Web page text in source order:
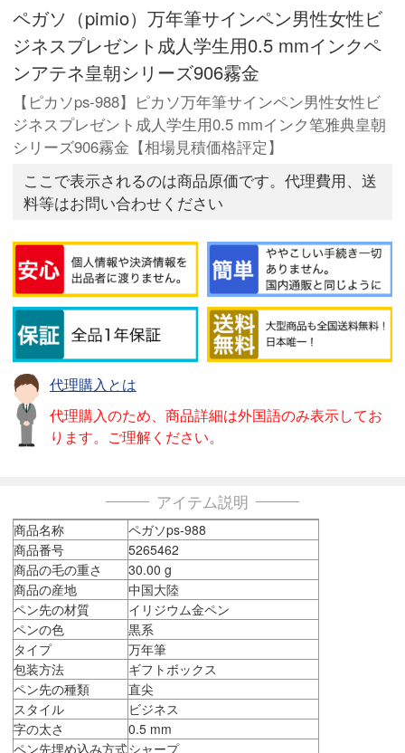
ペガソ（pimio）万年筆サインペン男性女性ビ
ジネスプレゼント成人学生用0.5 mmインクペ
ンアテネ皇朝シリーズ906霧金
【ピカソps-988】ピカソ万年筆サインペン男性女性ビ
ジネスプレゼント成人学生用0.5 mmインク笔雅典皇朝
シリーズ906霧金【相場見積価格評定】
ここで表示されるのは商品原価です。代理費用、送
料等はお問い合わせください
代理購入とは
代理購入のため、商品詳細は外国語のみ表示してお
ります。ご理解ください。
アイテム説明
商品名称
ペガソps-988
商品番号
5265462
商品の毛の重さ
30.00 g
商品の産地
中国大陸
ペン先の材質
イリジウム金ペン
ペンの色
黒系
タイプ
万年筆
包装方法
ギフトボックス
ペン先の種類
直尖
スタイル
ビジネス
字の太さ
0.5 mm
ペン先埋め込み方式シャープ